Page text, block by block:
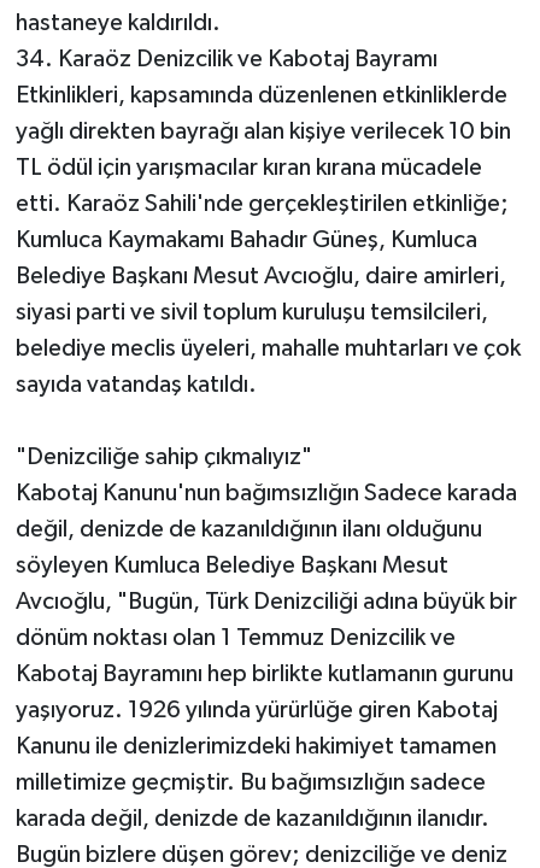
hastaneye kaldırıldı.
34. Karaöz Denizcilik ve Kabotaj Bayramı
Etkinlikleri, kapsamında düzenlenen etkinliklerde
yağlı direkten bayrağı alan kişiye verilecek 10 bin
TL ödül için yarışmacılar kıran kırana mücadele
etti. Karaöz Sahili'nde gerçekleştirilen etkinliğe;
Kumluca Kaymakamı Bahadır Güneş, Kumluca
Belediye Başkanı Mesut Avcıoğlu, daire amirleri,
siyasi parti ve sivil toplum kuruluşu temsilcileri,
belediye meclis üyeleri, mahalle muhtarları ve çok
sayıda vatandaş katıldı.
"Denizciliğe sahip çıkmalıyız"
Kabotaj Kanunu'nun bağımsızlığın Sadece karada
değil, denizde de kazanıldığının ilanı olduğunu
söyleyen Kumluca Belediye Başkanı Mesut
Avcıoğlu, "Bugün, Türk Denizciliği adına büyük bir
dönüm noktası olan 1 Temmuz Denizcilik ve
Kabotaj Bayramını hep birlikte kutlamanın gurunu
yaşıyoruz. 1926 yılında yürürlüğe giren Kabotaj
Kanunu ile denizlerimizdeki hakimiyet tamamen
milletimize geçmiştir. Bu bağımsızlığın sadece
karada değil, denizde de kazanıldığının ilanıdır.
Bugün bizlere düşen görev; denizciliğe ve deniz
Teknoloji
Televizyon
Turizm
Yaşam